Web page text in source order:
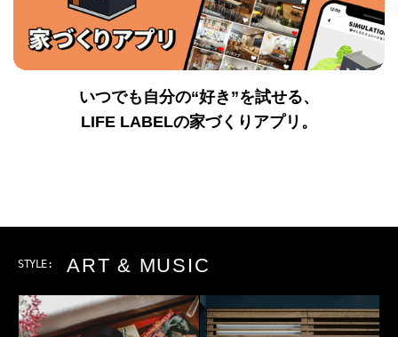
いつでも自分の“好き”を試せる、
LIFE LABELの家づくりアプリ。
STYLE: OUTDOOR